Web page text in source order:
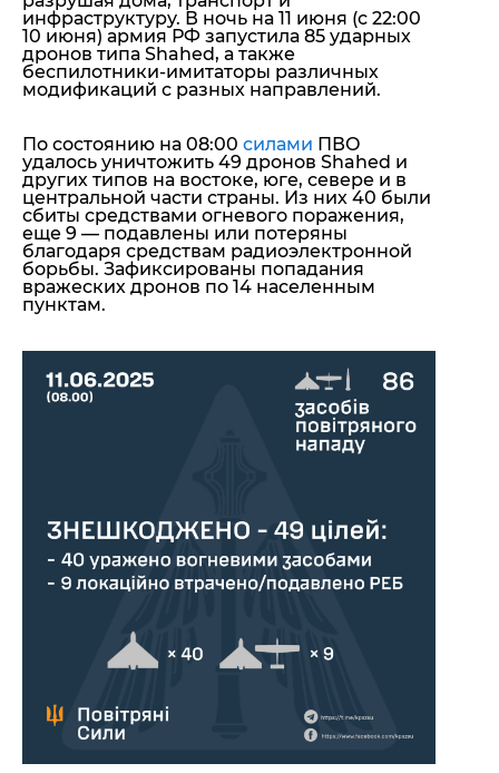
инфраструктуру. В ночь на 11 июня (с 22:00
10 июня) армия РФ запустила 85 ударных
дронов типа Shahed, а также
беспилотники-имитаторы различных
модификаций с разных направлений.
По состоянию на 08:00 силами ПВО
удалось уничтожить 49 дронов Shahed и
других типов на востоке, юге, севере и в
центральной части страны. Из них 40 были
сбиты средствами огневого поражения,
еще 9 — подавлены или потеряны
благодаря средствам радиоэлектронной
борьбы. Зафиксированы попадания
вражеских дронов по 14 населенным
пунктам.